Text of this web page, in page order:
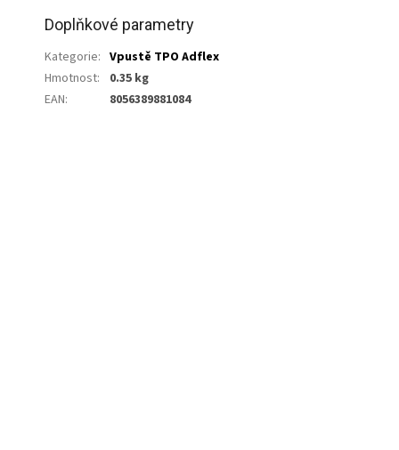
Doplňkové parametry
Kategorie: Vpustě TPO Adflex
Hmotnost:
0.35 kg
EAN: 8056389881084